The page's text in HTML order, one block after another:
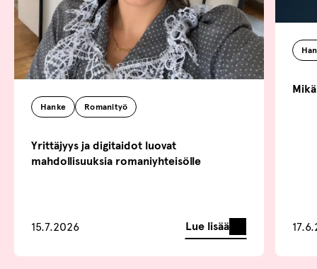
Hanke Romanityö
Yrittäjyys ja digitaidot luovat
mahdollisuuksia romaniyhteisölle
15.7.2026 Lue lisää